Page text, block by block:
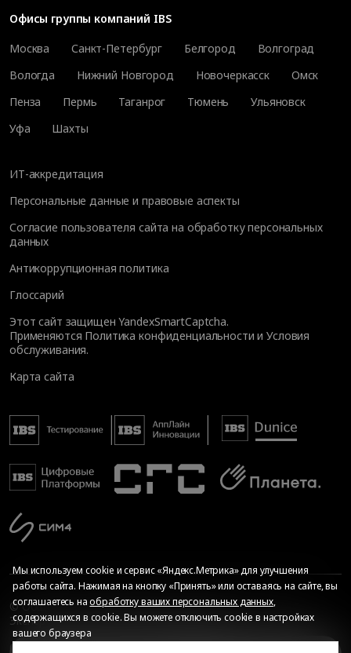
Офисы группы компаний IBS
Москва
Санкт-Петербург Белгород
Волгоград
Вологда
Нижний Новгород Новочеркасск
Омск
Пенза
Пермь Таганрог Тюмень
Ульяновск
Уфа
Шахты
ИТ-аккредитация
Персональные данные и правовые аспекты
Согласие пользователя сайта на обработку персональных
данных
Антикоррупционная политика
Глоссарий
Этот сайт защищен YandexSmartCaptcha.
Применяются Политика конфиденциальности иУсловия
обслуживания.
Карта сайта
© Общество с ограниченной ответственностью «ИБС
Экспертиза», 2026. Все права защищены
Сопровождение сайта
Мы используем cookie и сервис «Яндекс.Метрика» для улучшения
работы сайта. Нажимая на кнопку «Принять» или оставаясь на сайте, вы
соглашаетесь наобработку ваших персональных данных,
содержащихся в cookie. Вы можете отключить cookie в настройках
вашего браузера